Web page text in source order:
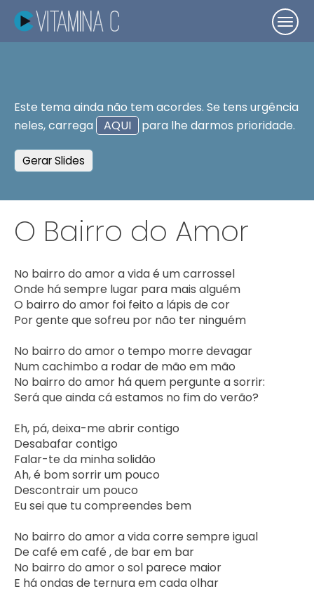
Este tema ainda não tem acordes. Se tens urgência
neles, carrega
AQUI para lhe darmos prioridade.
Gerar Slides
O Bairro do Amor
No bairro do amor a vida é um carrossel
Onde há sempre lugar para mais alguém
O bairro do amor foi feito a lápis de cor
Por gente que sofreu por não ter ninguém
No bairro do amor o tempo morre devagar
Num cachimbo a rodar de mão em mão
No bairro do amor há quem pergunte a sorrir:
Será que ainda cá estamos no fim do verão?
Eh, pá, deixa-me abrir contigo
Desabafar contigo
Falar-te da minha solidão
Ah, é bom sorrir um pouco
Descontrair um pouco
Eu sei que tu compreendes bem
No bairro do amor a vida corre sempre igual
De café em café , de bar em bar
No bairro do amor o sol parece maior
E há ondas de ternura em cada olhar